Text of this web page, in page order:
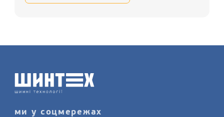
автомобільні диски у Нас, гарантія
більш детально на сайті.
ми у соцмережах